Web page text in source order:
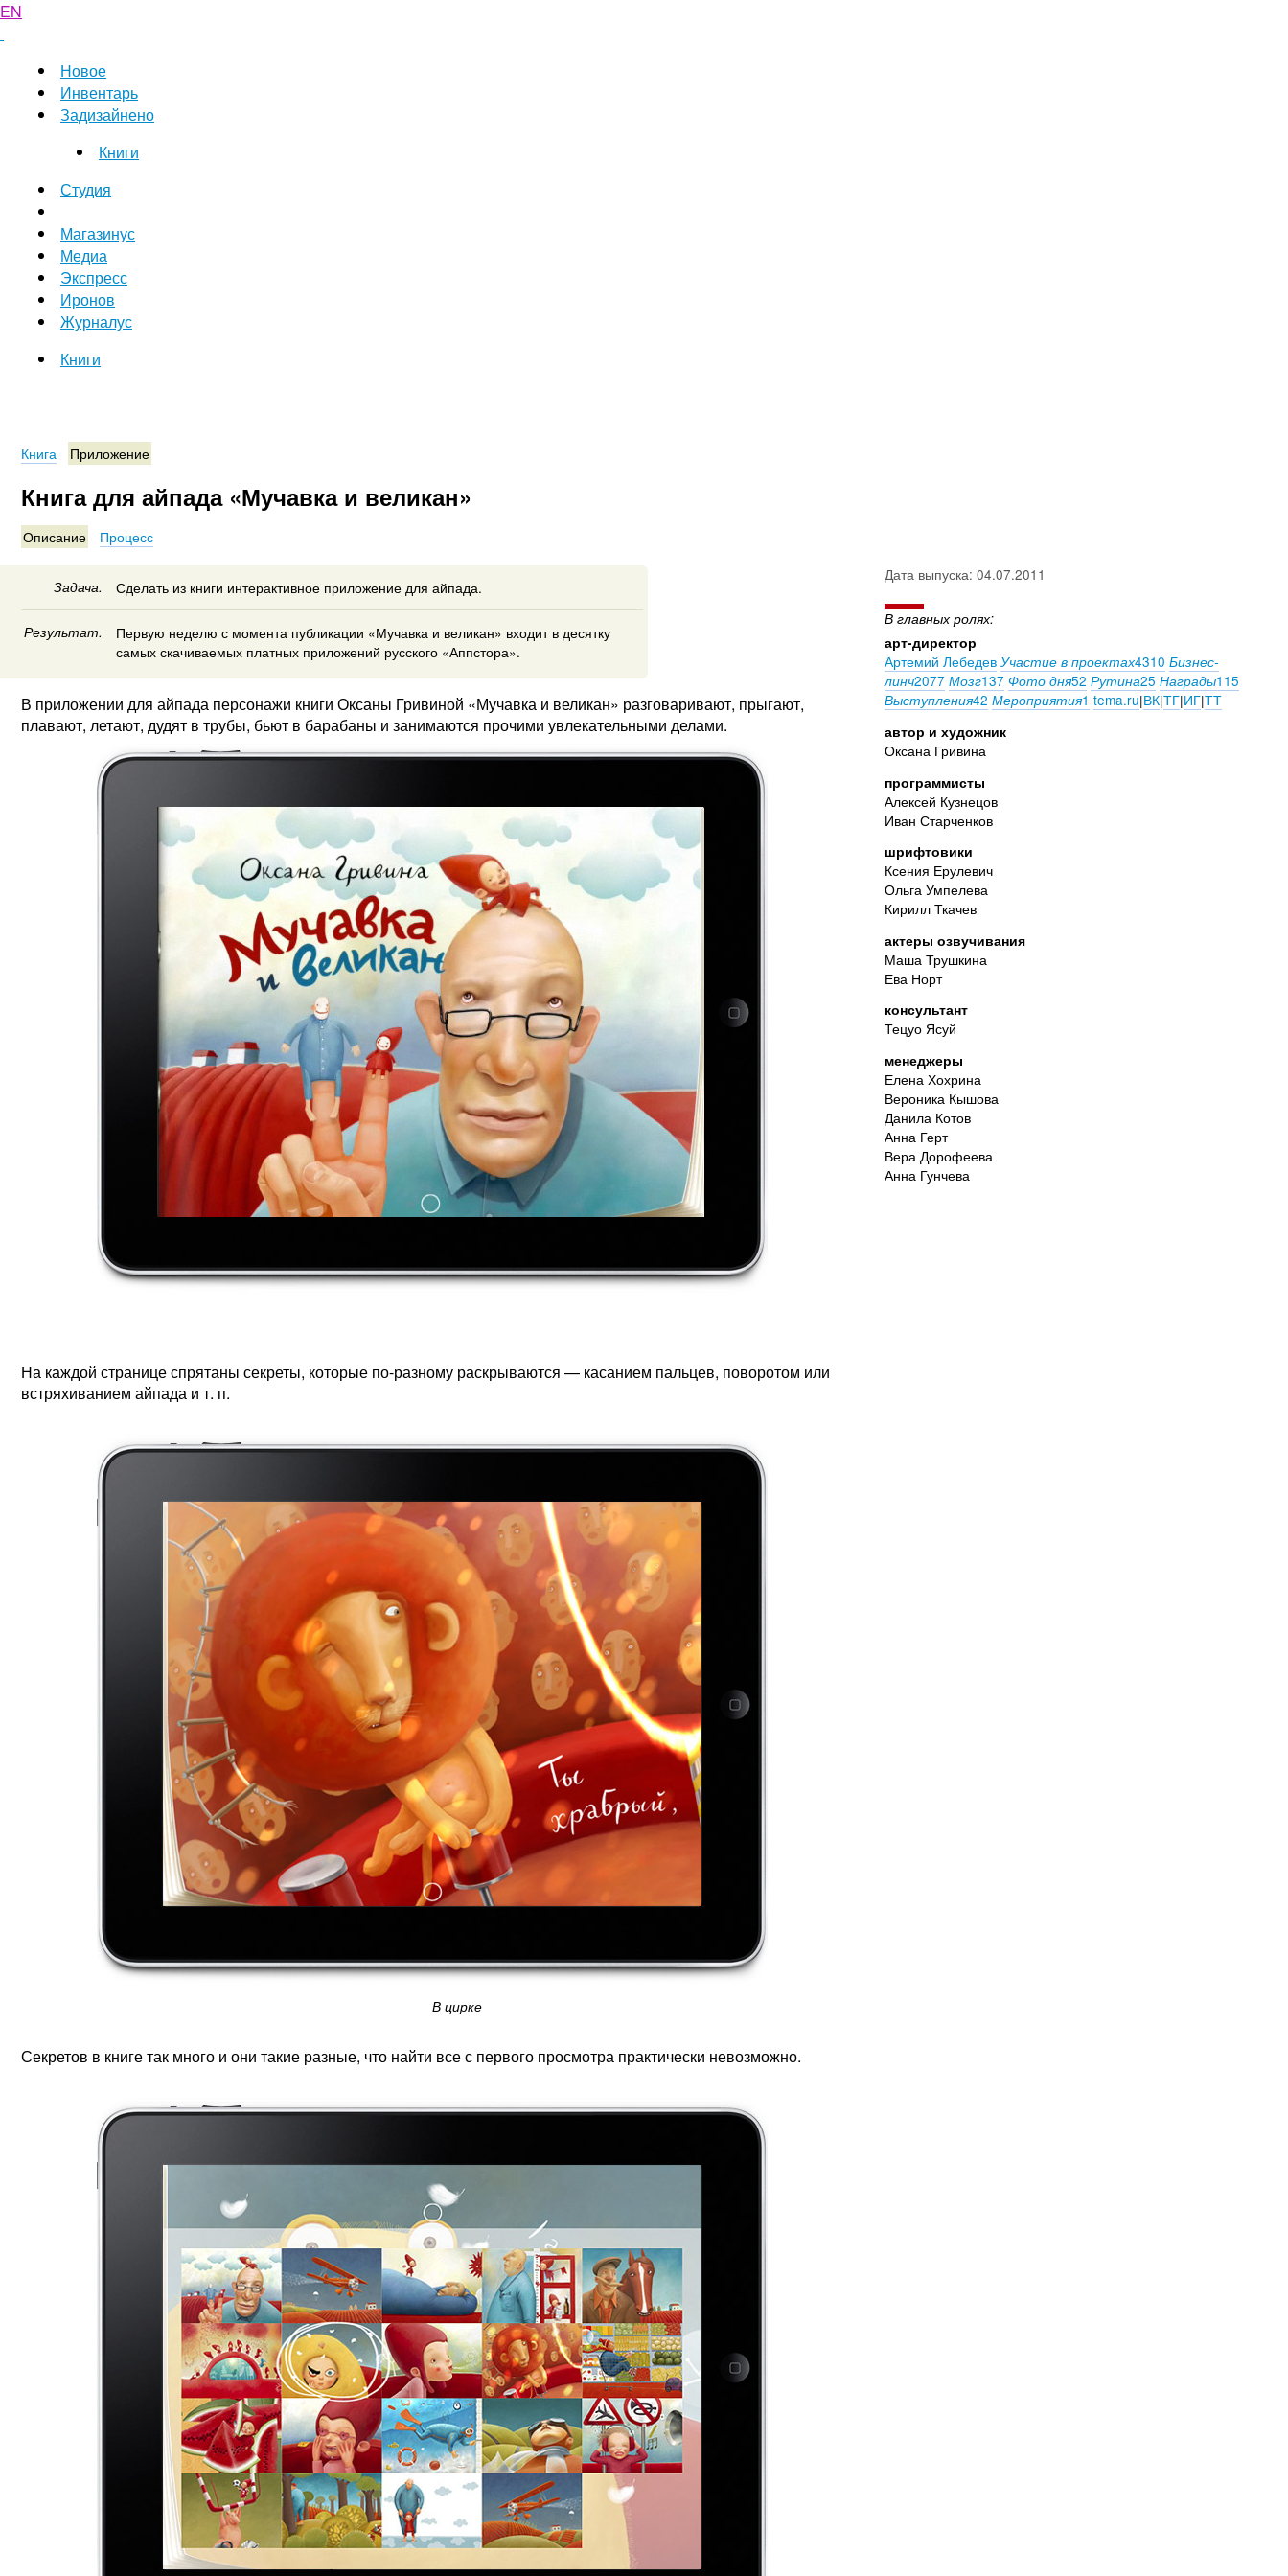
EN
Новое
Инвентарь
Задизайнено
Книги
Студия
Магазинус
Медиа
Экспресс
Иронов
Журналус
Книги
Книга Приложение
Книга для айпада «Мучавка и великан»
Описание Процесс
Задача. Сделать из книги интерактивное приложение для айпада.
Результат.
Первую неделю с момента публикации «Мучавка и великан» входит в десятку
самых скачиваемых платных приложений русского «Аппстора».
В приложении для айпада персонажи книги Оксаны Гривиной «Мучавка и великан» разговаривают, прыгают,
плавают, летают, дудят в трубы, бьют в барабаны и занимаются прочими увлекательными делами.
На каждой странице спрятаны секреты, которые по-разному раскрываются — касанием пальцев, поворотом или
встряхиванием айпада и т. п.
В цирке
Секретов в книге так много и они такие разные, что найти все с первого просмотра практически невозможно.
Дата выпуска: 04.07.2011
В главных ролях:
арт-директор
Артемий Лебедев Участие в проектах4310 Бизнес-
линч2077 Мозг137 Фото дня52 Рутина25 Награды115
Выступления42 Мероприятия1 tema.ru|ВК|ТГ|ИГ|ТТ
автор и художник
Оксана Гривина
программисты
Алексей Кузнецов
Иван Старченков
шрифтовики
Ксения Ерулевич
Ольга Умпелева
Кирилл Ткачев
актеры озвучивания
Маша Трушкина
Ева Норт
консультант
Тецуо Ясуй
менеджеры
Елена Хохрина
Вероника Кышова
Данила Котов
Анна Герт
Вера Дорофеева
Анна Гунчева